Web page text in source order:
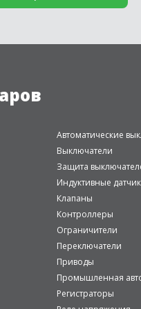
Автоматические
Выключатели
Защита
Индуктивные
Клапаны
Контроллеры
Ограничители
Переключатели
Приводы
Промышленная
Регистраторы